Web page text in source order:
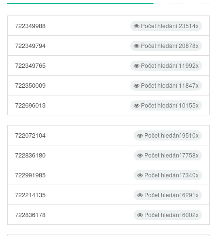
Počet hledání 23514x
722349988
Počet hledání 20878x
722349794
Počet hledání 11992x
722349765
Počet hledání 11847x
722350009
Počet hledání 10155x
722696013
Počet hledání 9510x
722072104
Počet hledání 7758x
722836180
Počet hledání 7340x
722991985
Počet hledání 6291x
722214135
Počet hledání 6002x
722836178